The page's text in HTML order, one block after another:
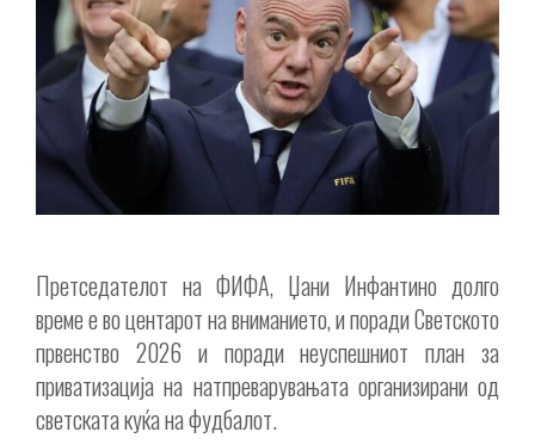
Претседателот на ФИФА, Џани Инфантино долго
време е во центарот на вниманието, и поради Светското
првенство 2026 и поради неуспешниот план за
приватизација на натпреварувањата организирани од
светската куќа на фудбалот.